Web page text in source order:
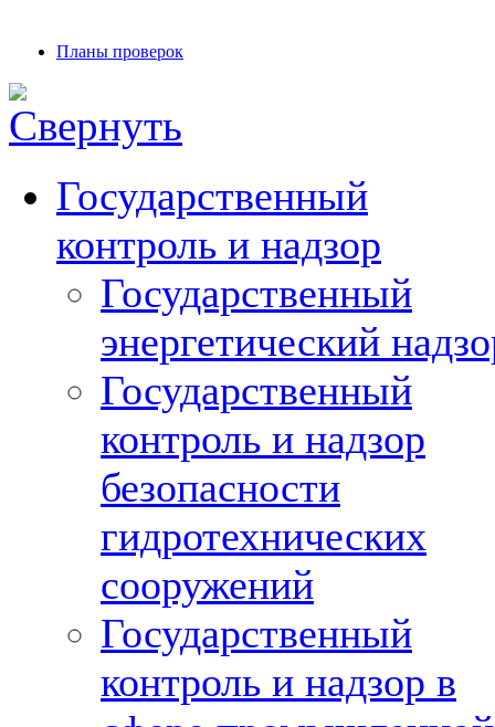
Планы проверок
Государственный
контроль и надзор
Государственный
энергетический
Государственный
контроль и надзор
безопасности
гидротехнических
сооружений
Государственный
контроль и надзор в